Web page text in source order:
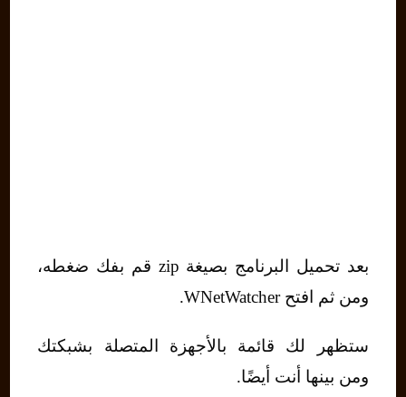
بعد تحميل البرنامج بصيغة zip قم بفك ضغطه،
ومن ثم افتح WNetWatcher.
ستظهر لك قائمة بالأجهزة المتصلة بشبكتك
ومن بينها أنت أيضًا.